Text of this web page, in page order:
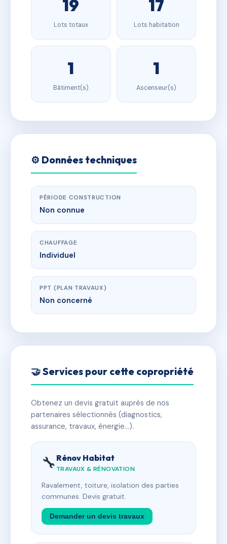
19
Lots totaux
17
Lots habitation
1
Bâtiment(s)
1
Ascenseur(s)
⚙️ Données techniques
PÉRIODE CONSTRUCTION
Non connue
CHAUFFAGE
Individuel
PPT (PLAN TRAVAUX)
Non concerné
🤝 Services pour cette copropriété
Obtenez un devis gratuit auprès de nos
partenaires sélectionnés (diagnostics,
assurance, travaux, énergie…).
🔧 Rénov Habitat
TRAVAUX & RÉNOVATION
Ravalement, toiture, isolation des parties
communes. Devis gratuit.
Demander un devis travaux